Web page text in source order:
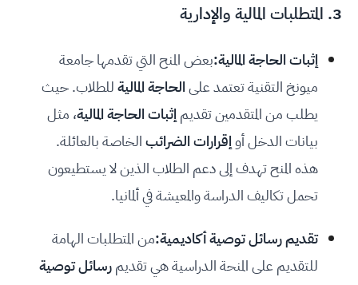
3. المتطلبات المالية والإدارية
إثبات الحاجة المالية:بعض المنح التي تقدمها جامعة
ميونخ التقنية تعتمد علىالحاجة الماليةللطلاب. حيث
يطلب من المتقدمين تقديم إثبات الحاجة المالية، مثل
بيانات الدخل أوإقرارات الضرائبالخاصة بالعائلة.
هذه المنح تهدف إلى دعم الطلاب الذين لا يستطيعون
تحمل تكاليف الدراسة والمعيشة في ألمانيا.
تقديم رسائل توصية أكاديمية:من المتطلبات الهامة
للتقديم على المنحة الدراسية هي تقديمرسائل توصية